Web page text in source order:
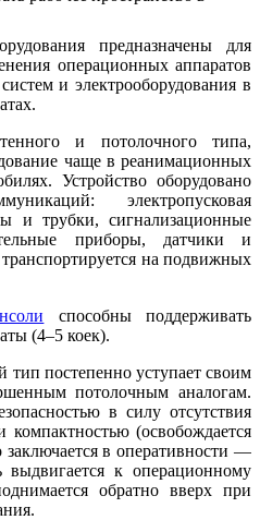
предназначены для
операционных аппаратов
и электрооборудования в
и потолочного типа,
чаще в реанимационных
Устройство оборудовано
электропусковая
и трубки, сигнализационные
приборы, датчики и
на подвижных
способны поддерживать
(4–5 коек).
тип постепенно уступает своим
потолочным аналогам.
в силу отсутствия
компактностью (освобождается
заключается в оперативности —
к операционному
обратно вверх при